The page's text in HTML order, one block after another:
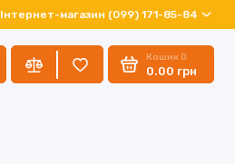
Інтернет-магазин (099) 171-85-84
Кошик0
0.00 грн